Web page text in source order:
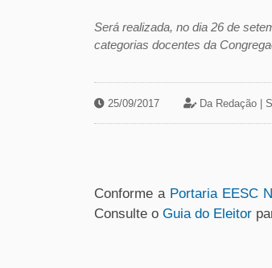
Será realizada, no dia 26 de
categorias docentes da
25/09/2017 Da Redação |
Conforme a Portaria EESC
Consulte o Guia do Eleitor